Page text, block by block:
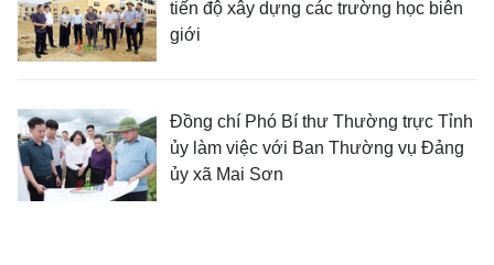
tiến độ xây dựng các trường học biên
giới
Đồng chí Phó Bí thư Thường trực Tỉnh
ủy làm việc với Ban Thường vụ Đảng
ủy xã Mai Sơn